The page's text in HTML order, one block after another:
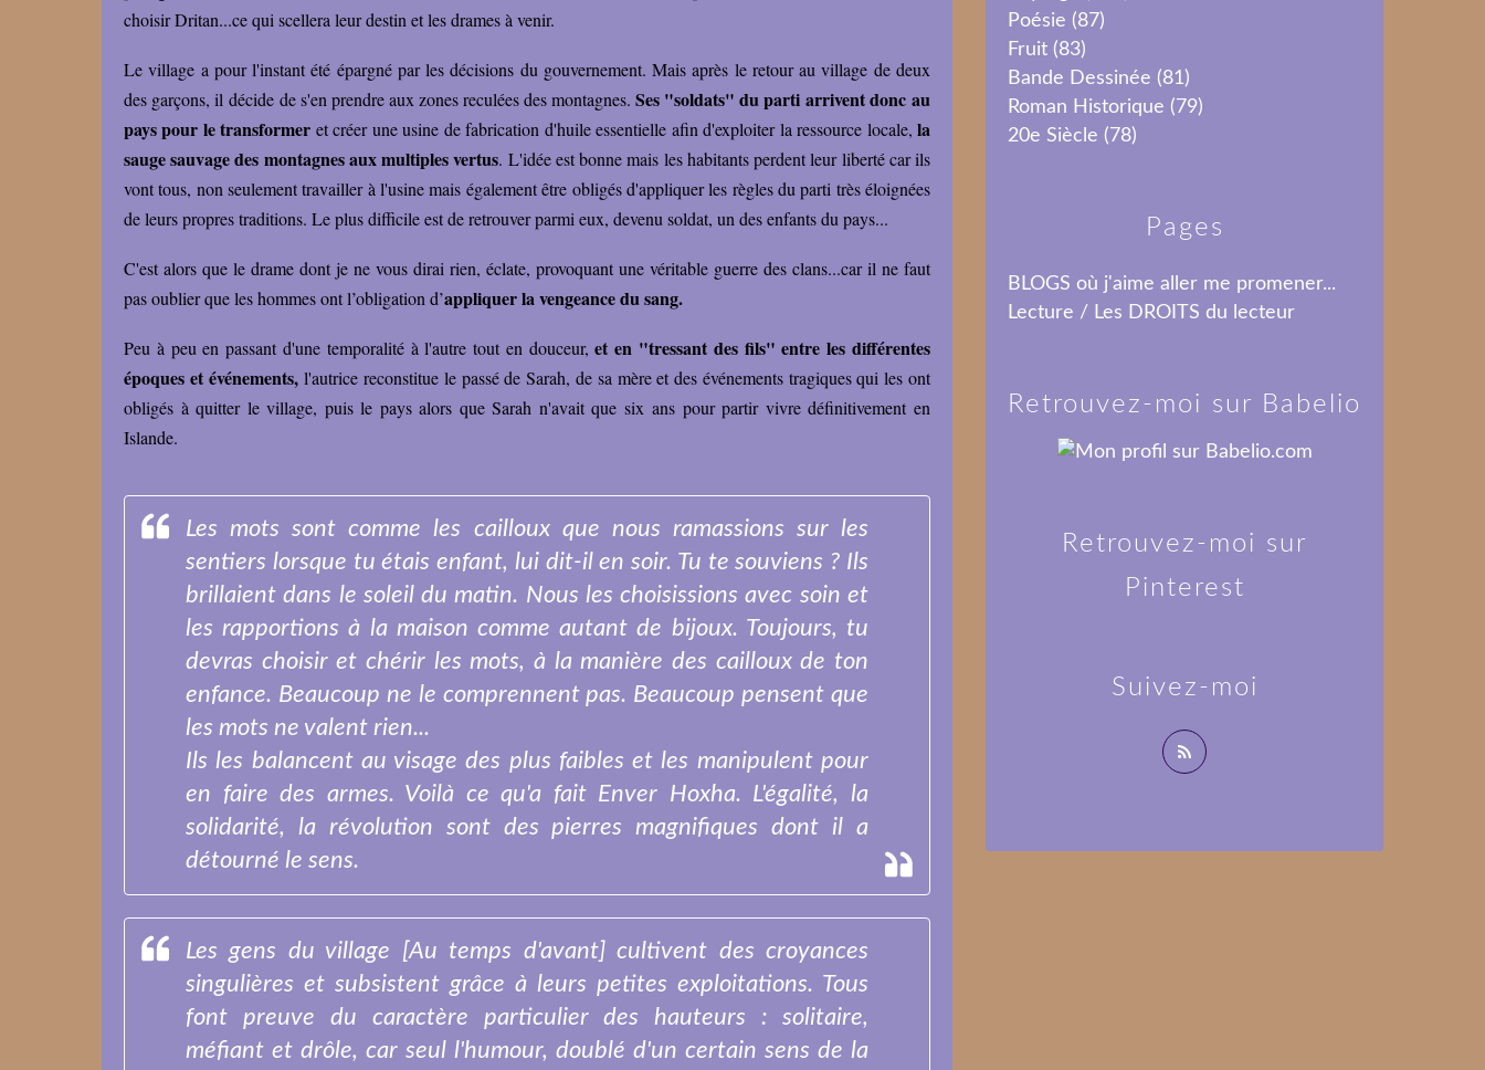
choisir Dritan...ce qui scellera leur destin et les drames à venir.
Le village a pour l'instant été épargné par les décisions du gouvernement. Mais après le retour au village de deux
des garçons, il décide de s'en prendre aux zones reculées des montagnes. Ses "soldats" du parti arrivent donc au
pays pour le transformer et créer une usine de fabrication d'huile essentielle afin d'exploiter la ressource locale, la
sauge sauvage des montagnes aux multiples vertus. L'idée est bonne mais les habitants perdent leur liberté car ils
vont tous, non seulement travailler à l'usine mais également être obligés d'appliquer les règles du parti très éloignées
de leurs propres traditions. Le plus difficile est de retrouver parmi eux, devenu soldat, un des enfants du pays...
C'est alors que le drame dont je ne vous dirai rien, éclate, provoquant une véritable guerre des clans...car il ne faut
pas oublier que les hommes ont l’obligation d’appliquer la vengeance du sang.
Peu à peu en passant d'une temporalité à l'autre tout en douceur,et en "tressant des fils" entre les différentes
époques et événements,l'autrice reconstitue le passé de Sarah, de sa mère et des événements tragiques qui les ont
obligés à quitter le village, puis le pays alors que Sarah n'avait que six ans pour partir vivre définitivement en
Islande.
Les mots sont comme les cailloux que nous ramassions sur les
sentiers lorsque tu étais enfant, lui dit-il en soir. Tu te souviens ? Ils
brillaient dans le soleil du matin. Nous les choisissions avec soin et
les rapportions à la maison comme autant de bijoux. Toujours, tu
devras choisir et chérir les mots, à la manière des cailloux de ton
enfance. Beaucoup ne le comprennent pas. Beaucoup pensent que
les mots ne valent rien...
Ils les balancent au visage des plus faibles et les manipulent pour
en faire des armes. Voilà ce qu'a fait Enver Hoxha. L'égalité, la
solidarité, la révolution sont des pierres magnifiques dont il a
détourné le sens.
Les gens du village [Au temps d'avant] cultivent des croyances
singulières et subsistent grâce à leurs petites exploitations. Tous
font preuve du caractère particulier des hauteurs : solitaire,
méfiant et drôle, car seul l'humour, doublé d'un certain sens de la
Poésie (87)
Fruit (83)
Bande Dessinée (81)
Roman Historique (79)
20e Siècle (78)
Pages
BLOGS où j'aime aller me promener...
Lecture / Les DROITS du lecteur
Suivez-moi
Retrouvez-moi sur Babelio
Retrouvez-moi sur
Pinterest